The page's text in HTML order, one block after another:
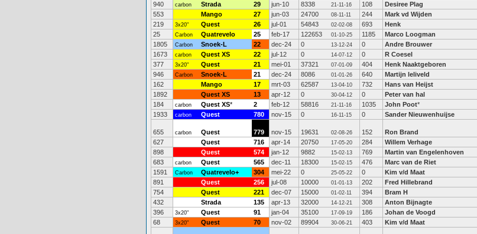
940
carbon Strada 29 jun-10 8338 21-11-16 108 Desiree Plag
553
Mango 27 jun-03 24700 08-11-11 244 Mark vd Wijden
219
3x20" Quest 26 jul-01 54843 02-02-08 693 Henk
25
Carbon Quatrevelo 25 feb-17 122653 01-10-25 1185 Marco Loogman
1805
Carbon Snoek-L 22 dec-24 0 13-12-24 0 Andre Brouwer
1673
carbon Quest XS 22 jul-12 0 14-07-12 0 R Coesel
377
3x20" Quest 21 mei-01 37321 07-01-09 404 Henk Naaktgeboren
946
Carbon Snoek-L 21 dec-24 8086 01-01-26 640 Martijn leliveld
162
Mango 17 mrt-03 62587 13-04-10 732 Hans van Heijst
1892
Quest XS 13 apr-12 0 30-04-12 0 Peter van hal
184
carbon Quest XS* 2 feb-12 58816 21-11-16 1035 John Poot*
1933
carbon Quest 780 nov-15 0 16-11-15 0 Sander Nieuwenhuijse
655 carbon Quest 779 nov-15 19631 02-08-26 152 Ron Brand
627
Quest 716 apr-14 20750 17-05-20 284 Willem Verhage
898
Quest 574 jan-12 9882 15-02-13 769 Martin van Engelenhoven
683
carbon Quest 565 dec-11 18300 15-02-15 476 Marc van de Riet
1591
Carbon Quatrevelo+ 304 mei-22 0 25-05-22 0 Kim v/d Maat
891
Quest 256 jul-08 10000 01-01-13 202 Fred Hillebrand
754
Quest 221 dec-07 15000 01-02-11 394 Bram H
432
Strada 135 apr-13 32000 14-12-21 308 Anton Bijnagte
396
3x20" Quest 91 jan-04 35100 17-09-19 186 Johan de Voogd
68
3x20" Quest 70 nov-02 89904 30-06-21 403 Kim v/d Maat